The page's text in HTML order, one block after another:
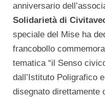
anniversario
Solidarietà di
speciale del Mise ha
francobollo
tematica “il Senso
dall’Istituto Poligrafico
disegnato direttamente